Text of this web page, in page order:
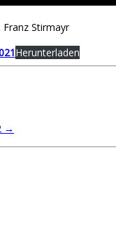
Franz Stirmayr
Herunterladen
→